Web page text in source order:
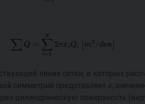
линии сетки, в которых
симметрии представляет xi
цилиндрическую поверхность